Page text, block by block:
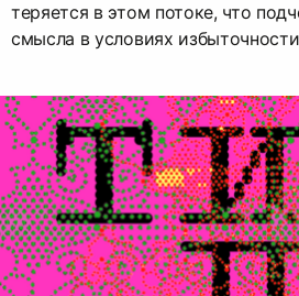
теряется в этом потоке, что
смысла в условиях